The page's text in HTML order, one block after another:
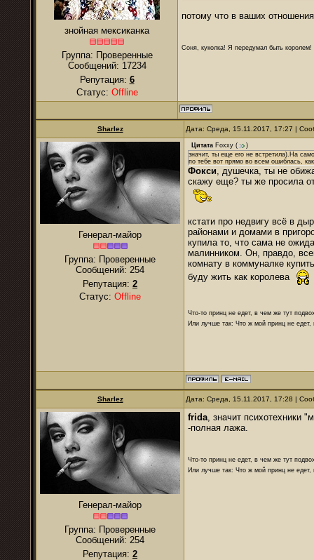
знойная мексиканка
Группа: Проверенные
Сообщений: 17234
Репутация: 6
Статус: Offline
потому что в ваших
Соня, куколка! Я передумал быть
Sharlez Дата: Среда, 15.11.2017, 17:27 |
Генерал-майор
Группа: Проверенные
Сообщений: 254
Репутация: 2
Статус: Offline
Цитата Foxxy (
)
значит, ты еще его не встретила).На
по тебе вот прямо во всем ошиблась,
Фокси, душечка, ты не
скажу еще? ты же просила
кстати про недвигу всё в
районами и домами в
купила то, что сама не
малинником. Он, правдо,
комнату в коммуналке
буду жить как королева
Что-то принц не едет, в чем же тут
Или лучше так: Что ж мой принц не едет,
Sharlez Дата: Среда, 15.11.2017, 17:28 |
Генерал-майор
Группа: Проверенные
Сообщений: 254
Репутация: 2
frida, значит психотехники
-полная лажа.
Что-то принц не едет, в чем же тут
Или лучше так: Что ж мой принц не едет,